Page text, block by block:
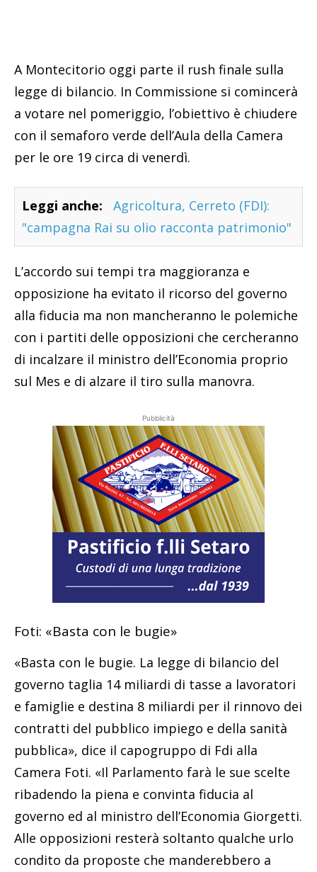
A Montecitorio oggi parte il rush finale sulla
legge di bilancio. In Commissione si comincerà
a votare nel pomeriggio, l’obiettivo è chiudere
con il semaforo verde dell’Aula della Camera
per le ore 19 circa di venerdì.
Leggi anche:
Agricoltura, Cerreto (FDI):
"campagna Rai su olio racconta patrimonio"
L’accordo sui tempi tra maggioranza e
opposizione ha evitato il ricorso del governo
alla fiducia ma non mancheranno le polemiche
con i partiti delle opposizioni che cercheranno
di incalzare il ministro dell’Economia proprio
sul Mes e di alzare il tiro sulla manovra.
Pubblicità
Foti: «Basta con le bugie»
«Basta con le bugie. La legge di bilancio del
governo taglia 14 miliardi di tasse a lavoratori
e famiglie e destina 8 miliardi per il rinnovo dei
contratti del pubblico impiego e della sanità
pubblica», dice il capogruppo di Fdi alla
Camera Foti. «Il Parlamento farà le sue scelte
ribadendo la piena e convinta fiducia al
governo ed al ministro dell’Economia Giorgetti.
Alle opposizioni resterà soltanto qualche urlo
condito da proposte che manderebbero a